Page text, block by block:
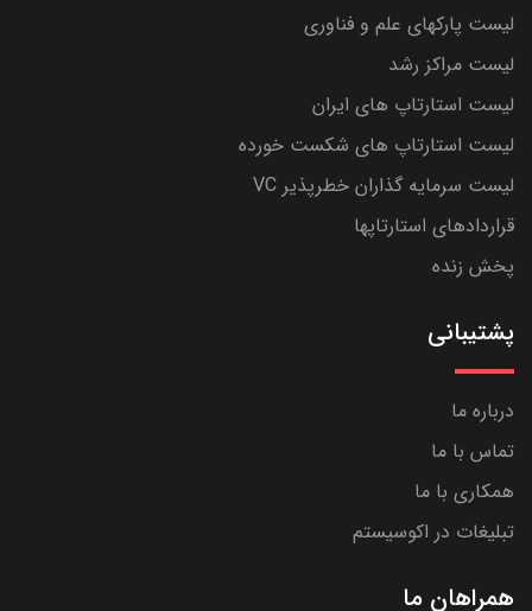
لیست پارکهای علم و فناوری
لیست مراکز رشد
لیست استارتاپ های ایران
لیست استارتاپ های شکست خورده
لیست سرمایه گذاران خطرپذیر VC
قراردادهای استارتاپها
پخش زنده
پشتیبانی
درباره ما
تماس با ما
همکاری با ما
تبلیغات در اکوسیستم
همراهان ما